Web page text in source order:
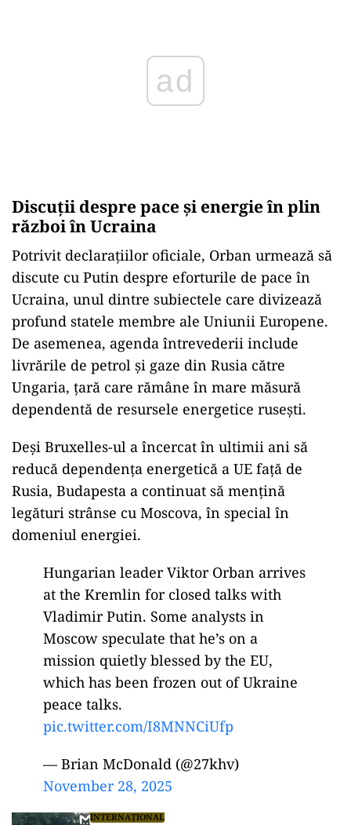
Discuții despre pace și energie în plin
război în Ucraina
Potrivit declarațiilor oficiale, Orban urmează să
discute cu Putin despre eforturile de pace în
Ucraina, unul dintre subiectele care divizează
profund statele membre ale Uniunii Europene.
De asemenea, agenda întrevederii include
livrările de petrol și gaze din Rusia către
Ungaria, țară care rămâne în mare măsură
dependentă de resursele energetice rusești.
Deși Bruxelles-ul a încercat în ultimii ani să
reducă dependența energetică a UE față de
Rusia, Budapesta a continuat să mențină
legături strânse cu Moscova, în special în
domeniul energiei.
Hungarian leader Viktor Orban arrives
at the Kremlin for closed talks with
Vladimir Putin. Some analysts in
Moscow speculate that he’s on a
mission quietly blessed by the EU,
which has been frozen out of Ukraine
peace talks.
pic.twitter.com/I8MNNCiUfp
— Brian McDonald (@27khv)
November 28, 2025
INTERNAȚIONAL